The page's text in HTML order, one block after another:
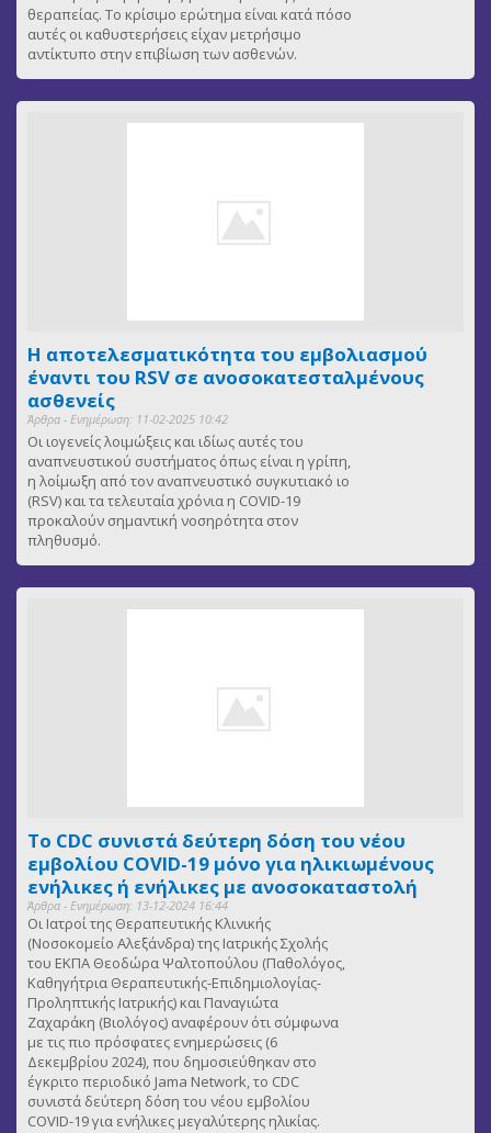
θεραπείας. Το κρίσιμο ερώτημα είναι κατά πόσο
αυτές οι καθυστερήσεις είχαν μετρήσιμο
αντίκτυπο στην επιβίωση των ασθενών.
Η αποτελεσματικότητα του εμβολιασμού
έναντι του RSV σε ανοσοκατεσταλμένους
ασθενείς
Άρθρα - Ενημέρωση: 11-02-2025 10:42
Οι ιογενείς λοιμώξεις και ιδίως αυτές του
αναπνευστικού συστήματος όπως είναι η γρίπη,
η λοίμωξη από τον αναπνευστικό συγκυτιακό ιο
(RSV) και τα τελευταία χρόνια η COVID-19
προκαλούν σημαντική νοσηρότητα στον
πληθυσμό.
Το CDC συνιστά δεύτερη δόση του νέου
εμβολίου COVID-19 μόνο για ηλικιωμένους
ενήλικες ή ενήλικες με ανοσοκαταστολή
Άρθρα - Ενημέρωση: 13-12-2024 16:44
Οι Ιατροί της Θεραπευτικής Κλινικής
(Νοσοκομείο Αλεξάνδρα) της Ιατρικής Σχολής
του ΕΚΠΑ Θεοδώρα Ψαλτοπούλου (Παθολόγος,
Καθηγήτρια Θεραπευτικής-Επιδημιολογίας-
Προληπτικής Ιατρικής) και Παναγιώτα
Ζαχαράκη (Βιολόγος) αναφέρουν ότι σύμφωνα
με τις πιο πρόσφατες ενημερώσεις (6
Δεκεμβρίου 2024), που δημοσιεύθηκαν στο
έγκριτο περιοδικό Jama Network, το CDC
συνιστά δεύτερη δόση του νέου εμβολίου
COVID-19 για ενήλικες μεγαλύτερης ηλικίας.